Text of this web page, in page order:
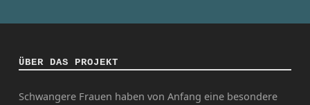
ÜBER DAS PROJEKT
Schwangere Frauen haben von Anfang eine besondere